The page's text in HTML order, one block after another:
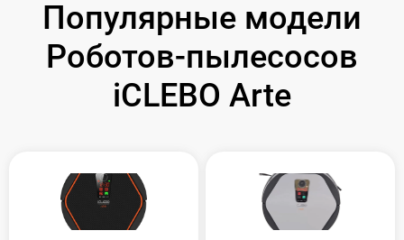
Популярные модели
Роботов-пылесосов
iCLEBO Arte